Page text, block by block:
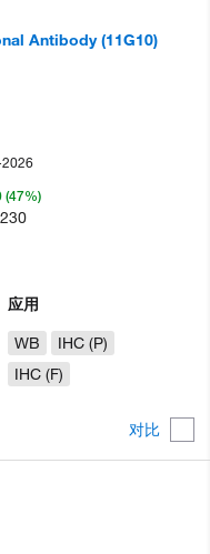
Antibody (11G10)
对比
应用
WB
IHC (P)
IHC (F)
(47%)